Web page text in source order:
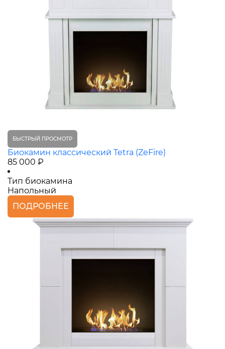
БЫСТРЫЙ ПРОСМОТР
Биокамин классический Tetra (ZeFire)
85 000 ₽
Тип биокамина
Напольный
ПОДРОБНЕЕ